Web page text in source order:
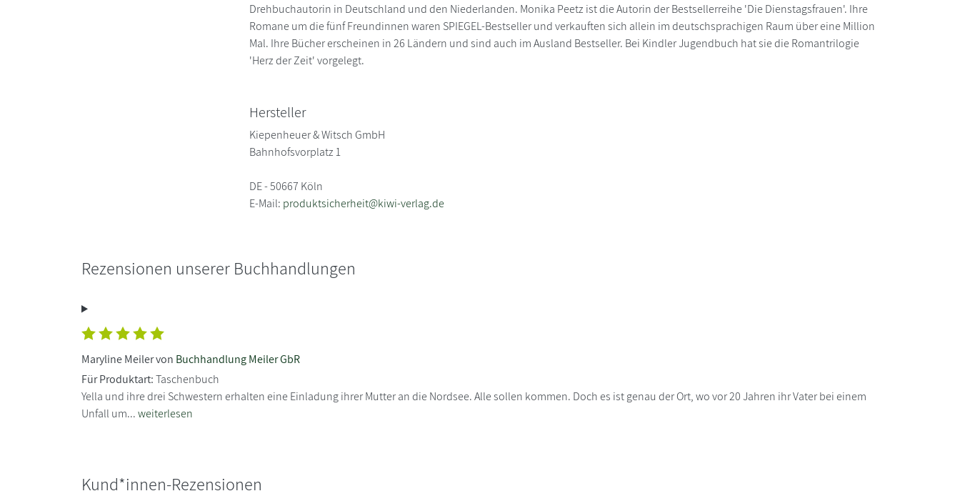
Drehbuchautorin in Deutschland und den Niederlanden. Monika Peetz ist die Autorin der Bestsellerreihe 'Die Dienstagsfrauen'. Ihre
Romane um die fünf Freundinnen waren SPIEGEL-Bestseller und verkauften sich allein im deutschsprachigen Raum über eine Million
Mal. Ihre Bücher erscheinen in 26 Ländern und sind auch im Ausland Bestseller. Bei Kindler Jugendbuch hat sie die Romantrilogie
'Herz der Zeit' vorgelegt.
Hersteller
Kiepenheuer & Witsch GmbH
Bahnhofsvorplatz 1
DE - 50667 Köln
E-Mail: produktsicherheit@kiwi-verlag.de
Rezensionen unserer Buchhandlungen
Maryline Meiler von Buchhandlung Meiler GbR
Für Produktart:Taschenbuch
Yella und ihre drei Schwestern erhalten eine Einladung ihrer Mutter an die Nordsee. Alle sollen kommen. Doch es ist genau der Ort, wo vor 20 Jahren ihr Vater bei einem
Unfall um...weiterlesen
Kund*innen-Rezensionen